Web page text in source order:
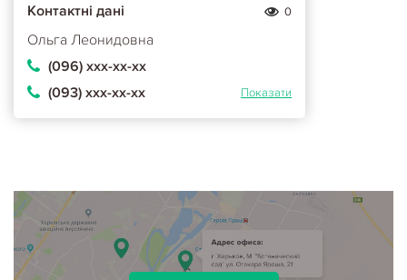
Контактні дані 0
Ольга Леонидовна
(096) ххх-хх-хх
(093) ххх-хх-хх
Показати